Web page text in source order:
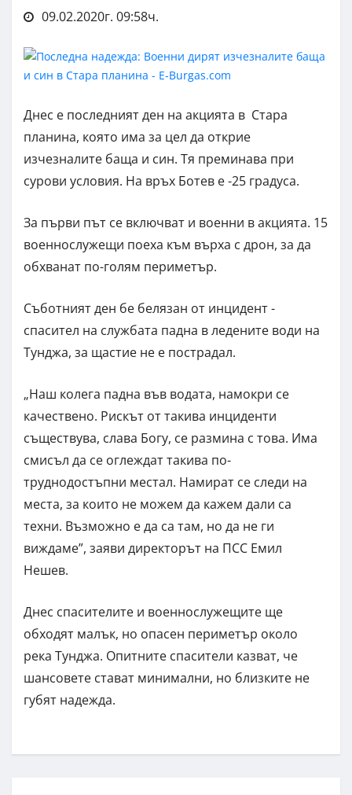
09.02.2020г. 09:58ч.
Днес е последният ден на акцията в Стара
планина, която има за цел да открие
изчезналите баща и син. Тя преминава при
сурови условия. На връх Ботев е -25 градуса.
За първи път се включват и военни в акцията. 15
военнослужещи поеха към върха с дрон, за да
обхванат по-голям периметър.
Съботният ден бе белязан от инцидент -
спасител на службата падна в ледените води на
Тунджа, за щастие не е пострадал.
„Наш колега падна във водата, намокри се
качествено. Рискът от такива инциденти
съществува, слава Богу, се размина с това. Има
смисъл да се оглеждат такива по-
труднодостъпни местал. Намират се следи на
места, за които не можем да кажем дали са
техни. Възможно е да са там, но да не ги
виждаме”, заяви директорът на ПСС Емил
Нешев.
Днес спасителите и военнослужещите ще
обходят малък, но опасен периметър около
река Тунджа. Опитните спасители казват, че
шансовете стават минимални, но близките не
губят надежда.